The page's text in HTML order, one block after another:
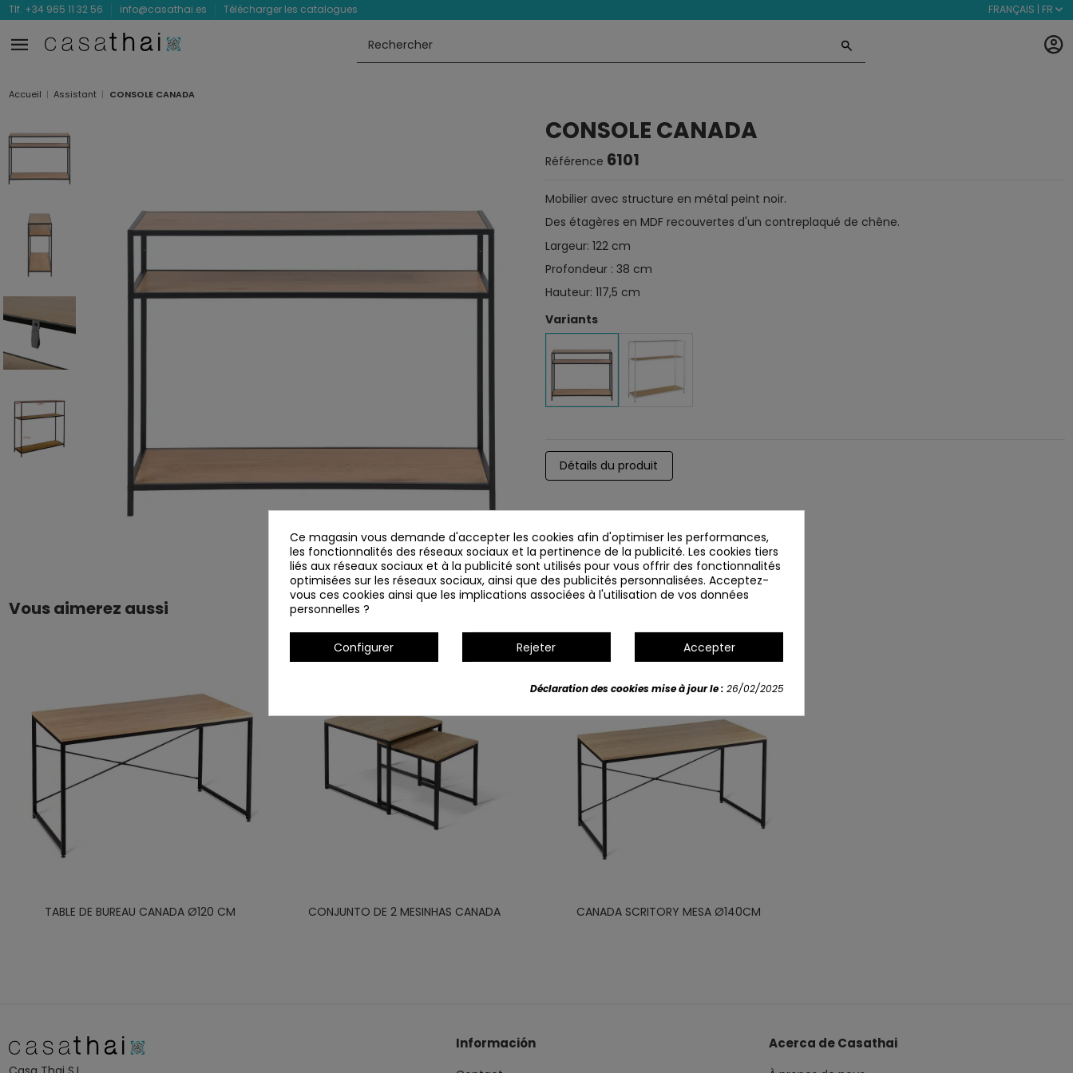
Tlf. +34 965 11 32 56 info@casathai.es Télécharger les catalogues FRANÇAIS | FR
Accueil Assistant CONSOLE CANADA
CONSOLE CANADA
Référence 6101
Mobilier avec structure en métal peint noir.
Des étagères en MDF recouvertes d'un contreplaqué de chêne.
Largeur: 122 cm
Profondeur : 38 cm
Hauteur: 117,5 cm
Variants
Détails du produit
Vous aimerez aussi
TABLE DE BUREAU CANADA Ø120 CM CONJUNTO DE 2 MESINHAS CANADA CANADA SCRITORY MESA Ø140CM
Información Acerca de Casathai
Ce magasin vous demande d'accepter les cookies afin d'optimiser les performances,
les fonctionnalités des réseaux sociaux et la pertinence de la publicité. Les cookies tiers
liés aux réseaux sociaux et à la publicité sont utilisés pour vous offrir des fonctionnalités
optimisées sur les réseaux sociaux, ainsi que des publicités personnalisées. Acceptez-
vous ces cookies ainsi que les implications associées à l'utilisation de vos données
personnelles ?
Configurer Rejeter Accepter
Déclaration des cookies mise à jour le :26/02/2025